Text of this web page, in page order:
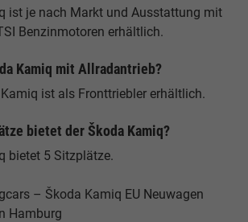
ist je nach Markt und Ausstattung mit
Benzinmotoren erhältlich.
Kamiq mit Allradantrieb?
ist als Fronttriebler erhältlich.
bietet der Škoda Kamiq?
bietet 5 Sitzplätze.
– Škoda Kamiq EU Neuwagen
Hamburg